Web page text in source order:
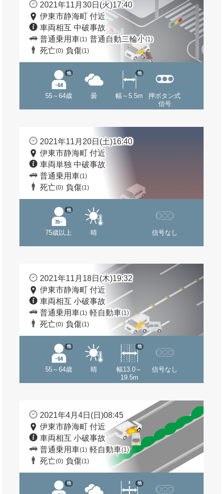
2021年11月30日(火)17:40
伊東市静海町 付近
車両相互 中破事故
普通乗用車(1) 普通自動二輪小(1)
死亡(0) 負傷(1)
55～64歳
他
曇 幅～5.5m
他
押ボタン式
信号
2021年11月20日(土)16:40
伊東市静海町 付近
車両単独 中破事故
普通乗用車(1)
死亡(0) 負傷(1)
75歳以上
他
晴 信号なし
2021年11月18日(木)19:32
伊東市静海町 付近
車両相互 小破事故
普通乗用車(1) 軽自動車(1)
死亡(0) 負傷(1)
55～64歳
他
晴
幅13.0～
19.5m
他
信号なし
2021年4月4日(日)08:45
伊東市静海町 付近
車両相互 小破事故
普通乗用車(1) 軽自動車(1)
死亡(0) 負傷(1)
他 他